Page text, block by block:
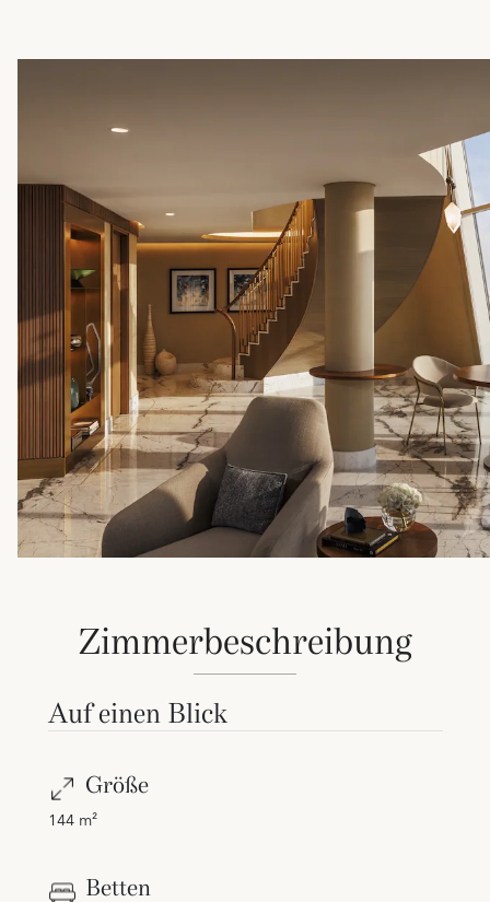
Zimmerbeschreibung
Auf einen Blick
Größe
144 m²
Betten